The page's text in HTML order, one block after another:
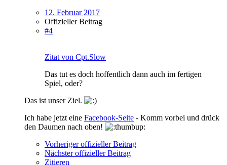
12. Februar 2017
Offizieller Beitrag
#4
Zitat von Cpt.Slow
Das tut es doch hoffentlich dann auch im fertigen
Spiel, oder?
Das ist unser Ziel.
Ich habe jetzt eine Facebook-Seite - Komm vorbei und drück
den Daumen nach oben!
Vorheriger offizieller Beitrag
Nächster offizieller Beitrag
Zitieren